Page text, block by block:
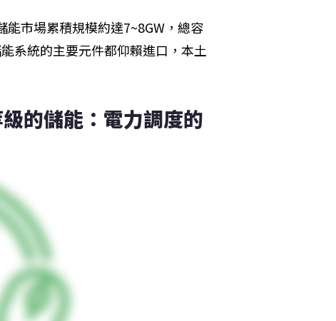
市場累積規模約達7~8GW，總容
系統的主要元件都仰賴進口，本土
的儲能：電力調度的